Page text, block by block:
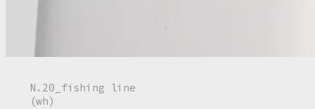
N.20_fishing line
(wh)